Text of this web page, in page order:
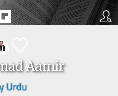
Aamir
Urdu